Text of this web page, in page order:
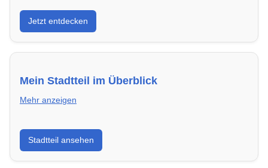
Entdecke Neubauprojekte in Siegen – modern,
energieeffizient und sofort bezugsfertig.
Jetzt entdecken
Mein Stadtteil im Überblick
Mehr anzeigen
Erfahre mehr über deinen Stadtteil in Siegen:
Lebensqualität, Verkehrsanbindung, Schulen,
Freizeitmöglichkeiten und Mietpreise.
Stadtteil ansehen